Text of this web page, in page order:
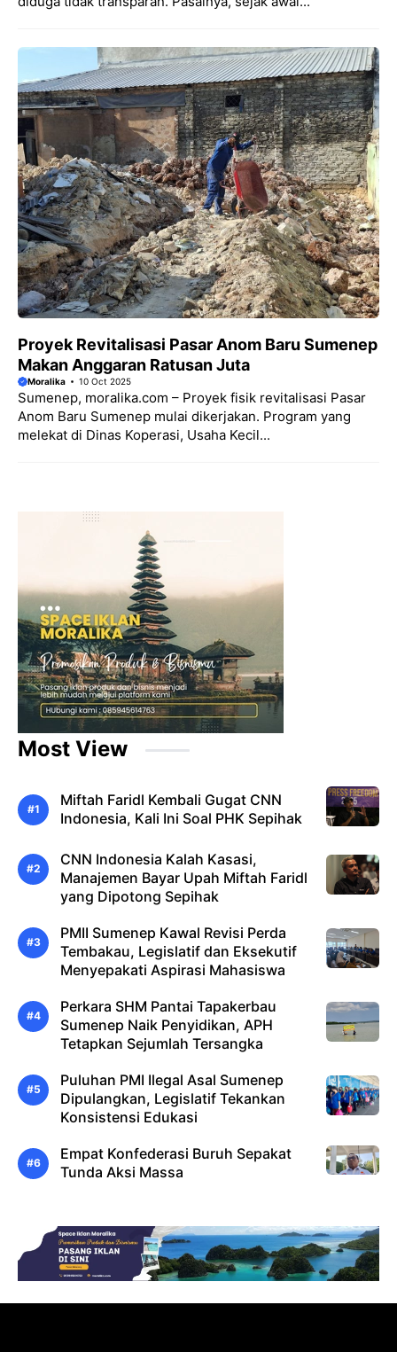
Proyek Revitalisasi Pasar Anom Baru Sumenep
Makan Anggaran Ratusan Juta
Moralika 10 Oct 2025
Sumenep, moralika.com – Proyek fisik revitalisasi Pasar
Anom Baru Sumenep mulai dikerjakan. Program yang
melekat di Dinas Koperasi, Usaha Kecil...
Most View
Miftah Faridl Kembali Gugat CNN
Indonesia, Kali Ini Soal PHK Sepihak
CNN Indonesia Kalah Kasasi,
Manajemen Bayar Upah Miftah Faridl
yang Dipotong Sepihak
PMII Sumenep Kawal Revisi Perda
Tembakau, Legislatif dan Eksekutif
Menyepakati Aspirasi Mahasiswa
Perkara SHM Pantai Tapakerbau
Sumenep Naik Penyidikan, APH
Tetapkan Sejumlah Tersangka
Puluhan PMI Ilegal Asal Sumenep
Dipulangkan, Legislatif Tekankan
Konsistensi Edukasi
Empat Konfederasi Buruh Sepakat
Tunda Aksi Massa